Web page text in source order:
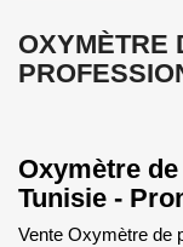
OXYMÈTRE
Oxymètre
Tunisie -
Vente Oxymètre de